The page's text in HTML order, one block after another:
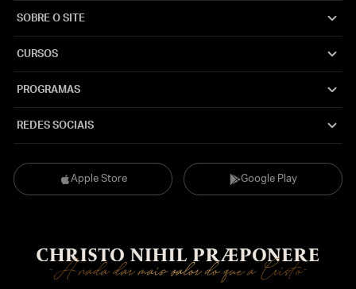
Apple Store Google Play
SOBRE O SITE
CURSOS
PROGRAMAS
REDES SOCIAIS